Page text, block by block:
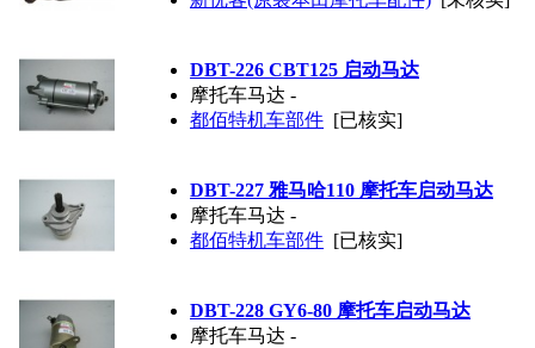
DBT-226 CBT125 启动马达
摩托车马达 -
都佰特机车部件 [已核实]
DBT-227 雅马哈110 摩托车启动马达
摩托车马达 -
都佰特机车部件 [已核实]
DBT-228 GY6-80 摩托车启动马达
摩托车马达 -